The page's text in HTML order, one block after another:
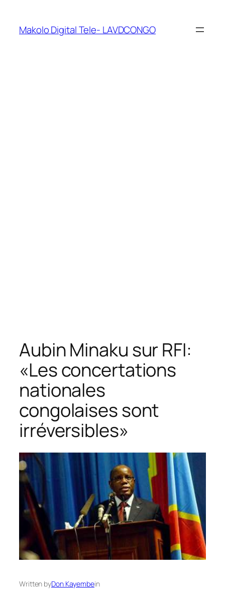
Makolo Digital Tele- LAVDCONGO
Aubin Minaku sur RFI:
«Les concertations
nationales
congolaises sont
irréversibles»
Written byDon Kayembein